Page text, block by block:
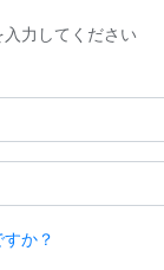
力してください
か？